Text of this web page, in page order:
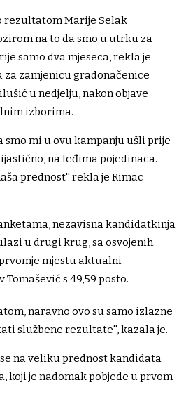
rezultatom Marije Selak
na to da smo u utrku za
samo dva mjeseca, rekla je
zamjenicu gradonačenice
u nedjelju, nakon objave
izborima.
smo mi u ovu kampanju ušli prije
na leđima pojedinaca.
prednost'' rekla je Rimac
nezavisna kandidatkinja
u drugi krug, sa osvojenih
prvomje mjestu aktualni
s 49,59 posto.
naravno ovo su samo izlazne
službene rezultate'', kazala je.
na veliku prednost kandidata
koji je nadomak pobjede u prvom